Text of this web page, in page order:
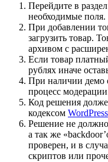
Перейдите в
необходимые поля.
При добавлении
загрузить товар.
архивом с
Если товар
рублях иначе
При наличии демо
процесс
Код решения
кодексом WordPress
Решение не
а так же
проверен, и в
скриптов или